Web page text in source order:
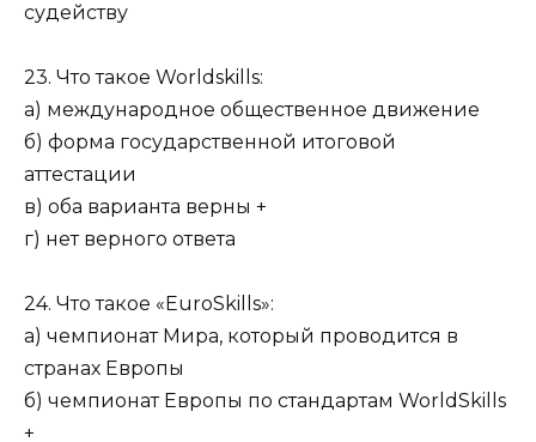
судейству
23. Что такое Worldskills:
а) международное общественное движение
б) форма государственной итоговой
аттестации
в) оба варианта верны +
г) нет верного ответа
24. Что такое «EuroSkills»:
а) чемпионат Мира, который проводится в
странах Европы
б) чемпионат Европы по стандартам WorldSkills
+